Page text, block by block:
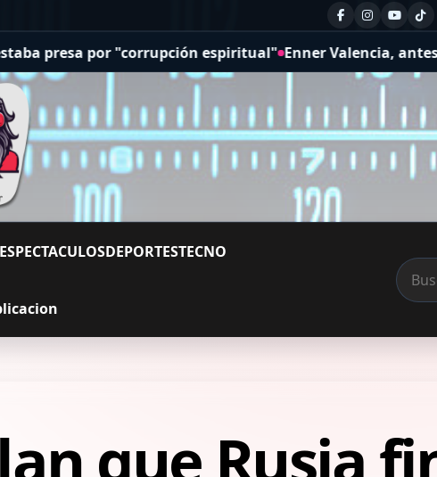
"corrupción espiritual" Enner Valencia, antes de viajar a
ESPECTACULOSDEPORTESTECNO
que Rusia